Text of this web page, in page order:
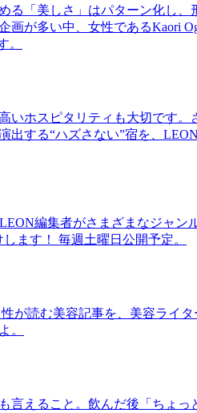
「美しさ」はパターン化し
が多い中、女性であるKaori
。
ホスピタリティも大切です
する“ハズさない”宿を、
編集者がさまざまなジャン
ます！ 毎週土曜日公開予定。
が読む美容記事を、美容ライ
。
言えること。飲んだ後「ちょ